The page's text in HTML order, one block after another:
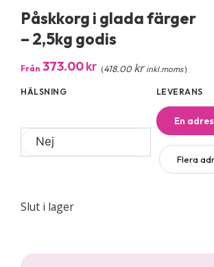
Påskkorg i glada färger
– 2,5kg godis
Från 373.00kr (418.00kr inkl.moms)
HÄLSNING LEVERANS
En
Flera
Slut i lager